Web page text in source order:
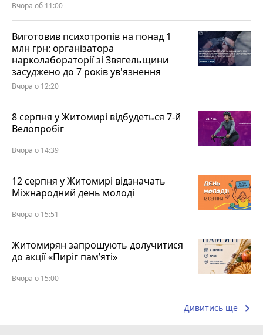
Вчора об 11:00
Виготовив психотропів на понад 1
млн грн: організатора
нарколабораторії зі Звягельщини
засуджено до 7 років ув'язнення
Вчора о 12:20
8 серпня у Житомирі відбудеться 7-й
Велопробіг
Вчора о 14:39
12 серпня у Житомирі відзначать
Міжнародний день молоді
Вчора о 15:51
Житомирян запрошують долучитися
до акції «Пиріг пам’яті»
Вчора о 15:00
Дивитись ще keyboard_arrow_right